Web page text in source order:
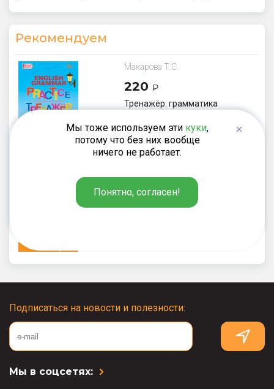
Рекомендуем
Макарова Т.С.
220 ₽
Тренажёр: грамматика
220₽
Тренажёр по чтению на
Подписаться на новости и полезности:
Мы в соцсетях:
Мы тоже используем эти куки,
потому что без них вообще
ничего не работает.
Понятно, согласен!